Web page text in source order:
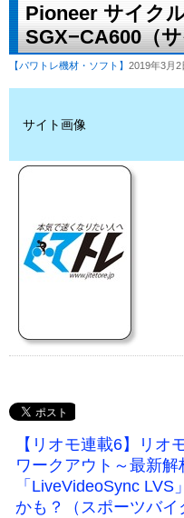
Pioneer サイク
SGX−CA600（
【パワトレ機材・ソフト】 2019年3月2
サイト画像
【リオモ連載6】リオ
ワークアウト～最新解
「LiveVideoSync LVS
かも？（スポーツバ